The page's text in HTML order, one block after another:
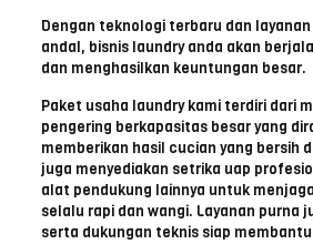
Dengan teknologi terbaru dan
andal, bisnis laundry anda akan
dan menghasilkan keuntungan besar.
Paket usaha laundry kami terdiri dari
pengering berkapasitas besar yang
memberikan hasil cucian yang bersih
juga menyediakan setrika uap
alat pendukung lainnya untuk
selalu rapi dan wangi. Layanan purna
serta dukungan teknis siap